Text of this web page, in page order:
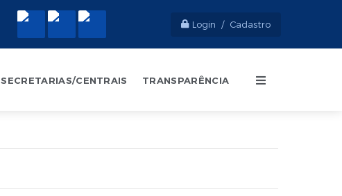
Login / Cadastro
SECRETARIAS/CENTRAIS TRANSPARÊNCIA